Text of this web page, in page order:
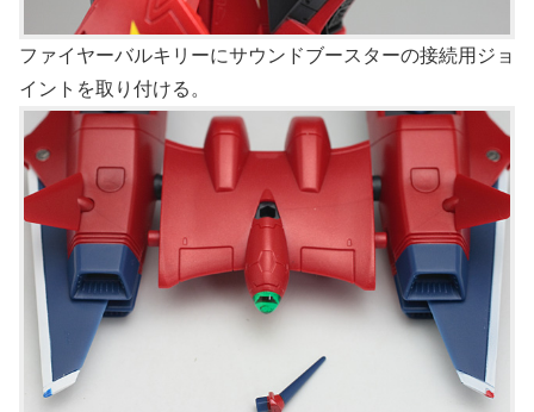
ファイヤーバルキリーにサウンドブースターの接続用ジョ
イントを取り付ける。